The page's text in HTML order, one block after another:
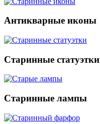
Антикварные иконы
Старинные статуэтки
Старинные лампы